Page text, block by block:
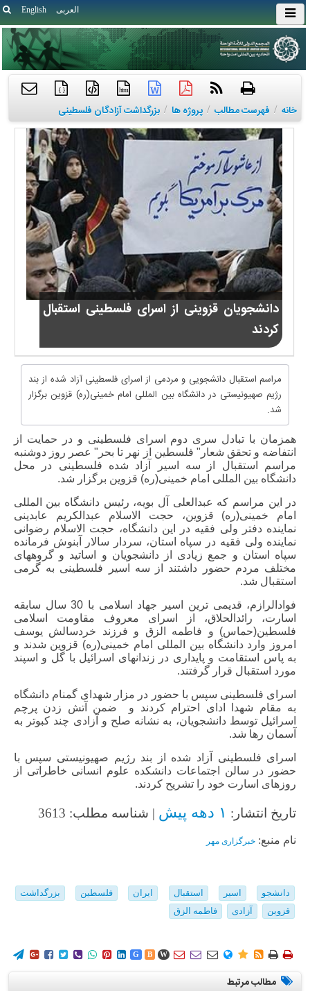
English العربی
htm
{ }
خانه / فهرست مطالب / پروژه ها / بزرگداشت آزادگان فلسطینی
دانشجویان قزوینی از اسرای فلسطینی استقبال
کردند
مراسم استقبال دانشجویی و مردمی از اسرای فلسطینی آزاد شده از بند
رژیم صهیونیستی در دانشگاه بین المللی امام خمینی(ره) قزوین برگزار
شد.
همزمان با تبادل سری دوم اسرای فلسطینی و در حمایت از
انتفاضه و تحقق شعار" فلسطین از نهر تا بحر" عصر روز دوشنبه
مراسم استقبال از سه اسیر آزاد شده فلسطینی در محل
دانشگاه بین المللی امام خمینی(ره) قزوین برگزار شد.
در این مراسم که عبدالعلی آل بویه، رئیس دانشگاه بین المللی
امام خمینی(ره) قزوین، حجت الاسلام عبدالکریم عابدینی
نماینده دفتر ولی فقیه در این دانشگاه، حجت الاسلام رضوانی
نماینده ولی فقیه در سپاه استان، سردار سالار آبنوش فرمانده
سپاه استان و جمع زیادی از دانشجویان و اساتید و گروههای
مختلف مردم حضور داشتند از سه اسیر فلسطینی به گرمی
استقبال شد.
فوادالرازم، قدیمی ترین اسیر جهاد اسلامی با 30 سال سابقه
اسارت، رائدالحلاق، از اسرای معروف مقاومت اسلامی
فلسطین(حماس) و فاطمه الزق و فرزند خردسالش یوسف
امروز وارد دانشگاه بین المللی امام خمینی(ره) قزوین شدند و
به پاس استقامت و پایداری در زندانهای اسرائیل با گل و اسپند
مورد استقبال قرار گرفتند.
اسرای فلسطینی سپس با حضور در مزار شهدای گمنام دانشگاه
به مقام شهدا ادای احترام کردند و ضمن آتش زدن پرچم
اسرائیل توسط دانشجویان، به نشانه صلح و آزادی چند کبوتر به
آسمان رها شد.
اسرای فلسطینی آزاد شده از بند رژیم صهیونیستی سپس با
حضور در سالن اجتماعات دانشکده علوم انسانی خاطراتی از
روزهای اسارت خود را تشریح کردند.
تاریخ انتشار: ۱ دهه پیش | شناسه مطلب: 3613
نام منبع: خبرگزاری مهر
دانشجو اسیر استقبال ایران فلسطین
بزرگداشت
قزوین
آزادی فاطمه الزق
        G B W        
مطالب مرتبط